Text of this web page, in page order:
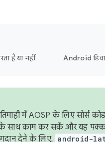
है या नहीं Android
में AOSP के लिए सोर्स
साथ काम कर सकें और यह पक्का
देने के लिए, android-